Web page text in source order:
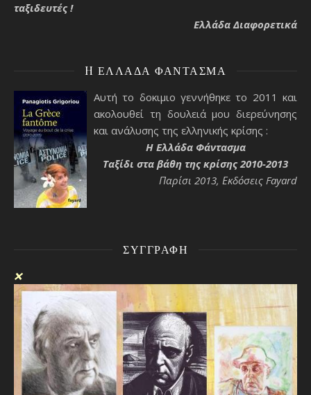
ταξιδευτές !
Ελλάδα Διαφορετικά
H ΕΛΛΆΔΑ ΦΆΝΤΑΣΜΑ
Αυτή το δοκιμιο γεννήθηκε το 2011 και
ακολουθεί τη δουλειά μου διερεύνησης
και ανάλυσης της ελληνικής κρίσης :
H Ελλάδα Φάντασμα
Ταξίδι στα βάθη της κρίσης 2010-2013
Παρίσι 2013, Εκδόσεις Fayard
ΣΥΓΓΡΑΦΉ
❌